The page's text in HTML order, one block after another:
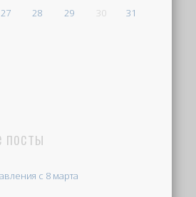
27 28 29 30 31
посты
с 8 марта